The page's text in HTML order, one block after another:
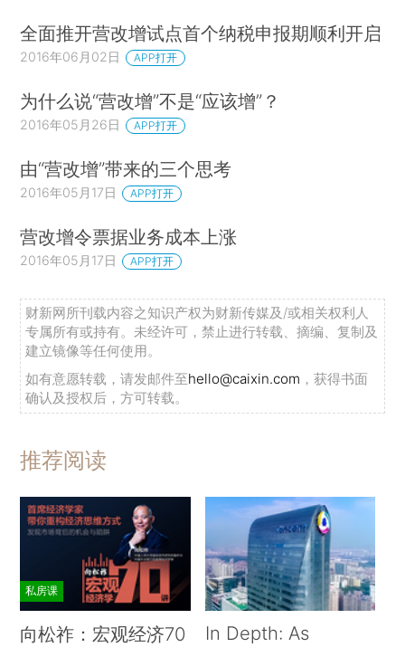
全面推开营改增试点首个纳税申报期顺利开启
2016年06月02日 APP打开
为什么说“营改增”不是“应该增”？
2016年05月26日 APP打开
由“营改增”带来的三个思考
2016年05月17日 APP打开
营改增令票据业务成本上涨
2016年05月17日 APP打开
财新网所刊载内容之知识产权为财新传媒及/或相关权利人
专属所有或持有。未经许可，禁止进行转载、摘编、复制及
建立镜像等任何使用。
如有意愿转载，请发邮件至hello@caixin.com ，获得书面
确认及授权后，方可转载。
推荐阅读
私房课
向松祚：宏观经济70
In Depth: As